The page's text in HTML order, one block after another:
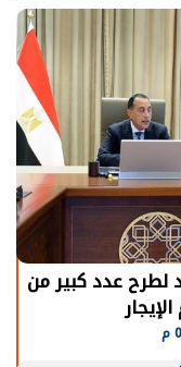
لطرح عدد كبير من